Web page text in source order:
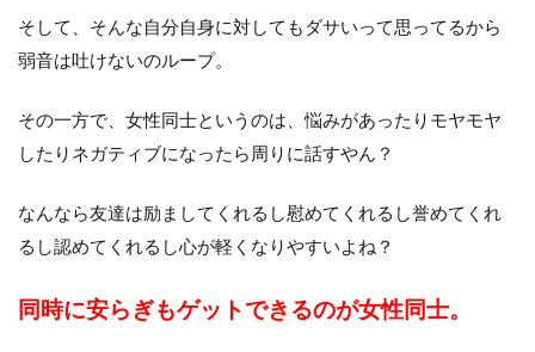
そして、そんな自分自身に対してもダサいって思ってるから
弱音は吐けないのループ。
その一方で、女性同士というのは、悩みがあったりモヤモヤ
したりネガティブになったら周りに話すやん？
なんなら友達は励ましてくれるし慰めてくれるし誉めてくれ
るし認めてくれるし心が軽くなりやすいよね？
同時に安らぎもゲットできるのが女性同士。